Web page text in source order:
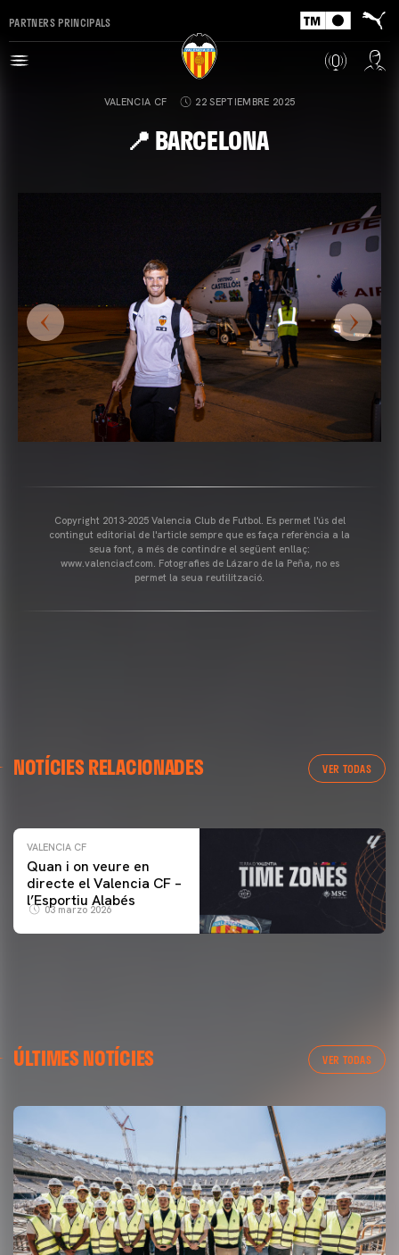
PARTNERS PRINCIPALS
VALENCIA CF 22 SEPTIEMBRE 2025
📍 BARCELONA
Copyright 2013-2025 Valencia Club de Futbol. Es permet l'ús del
contingut editorial de l'article sempre que es faça referència a la
seua font, a més de contindre el següent enllaç:
www.valenciacf.com. Fotografies de Lázaro de la Peña, no es
permet la seua reutilització.
NOTÍCIES RELACIONADES VER TODAS
ENTRENAMENT DEL VALENCIA CF 04/03/26
VALENCIA CF
Quan i on veure en
directe el Valencia CF –
l’Esportiu Alabés
03 marzo 2026
ÚLTIMES NOTÍCIES VER TODAS